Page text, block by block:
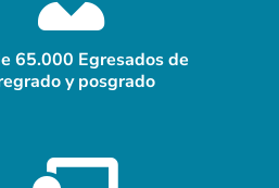
65.000 Egresados de
y posgrado